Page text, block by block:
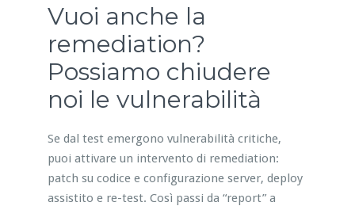
Vuoi anche la
remediation?
Possiamo chiudere
noi le vulnerabilità
Se dal test emergono vulnerabilità critiche,
puoi attivare un intervento di remediation:
patch su codice e configurazione server, deploy
assistito e re-test. Così passi da “report” a